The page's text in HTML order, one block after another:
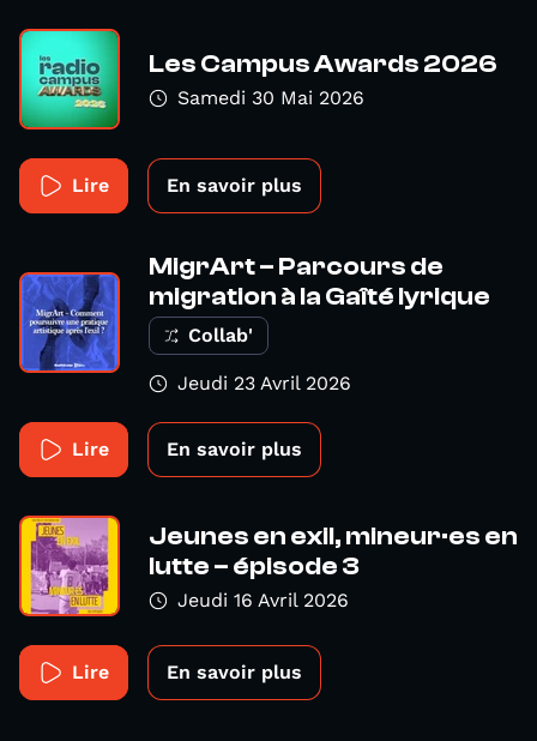
Les Campus Awards 2026
Samedi 30 Mai 2026
Lire En savoir plus
MigrArt – Parcours de
migration à la Gaîté lyrique
Collab'
Jeudi 23 Avril 2026
Lire En savoir plus
Jeunes en exil, mineur·es en
lutte – épisode 3
Jeudi 16 Avril 2026
Lire En savoir plus